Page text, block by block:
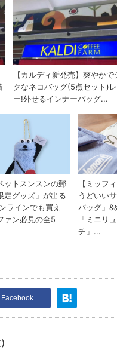
Facebook